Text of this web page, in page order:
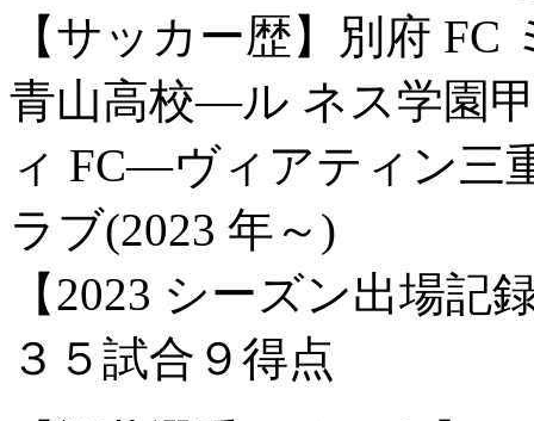
【サッカー歴】別府
青山高校―ル ネス学園
ィ FC―ヴィアティン三
ラブ(2023 年～)
【2023 シーズン出場記
３５試合９得点